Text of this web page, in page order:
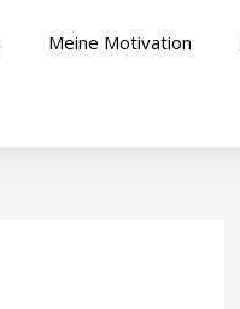
Meine Motivation